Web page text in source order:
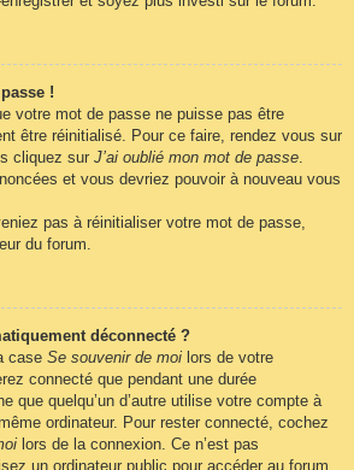
!
votre mot de passe ne puisse pas être
être réinitialisé. Pour ce faire, rendez vous sur
cliquez sur J’ai oublié mon mot de passe.
et vous devriez pouvoir à nouveau vous
pas à réinitialiser votre mot de passe,
du forum.
déconnecté ?
case Se souvenir de moi lors de votre
connecté que pendant une durée
que quelqu’un d’autre utilise votre compte à
ordinateur. Pour rester connecté, cochez
lors de la connexion. Ce n’est pas
un ordinateur public pour accéder au forum